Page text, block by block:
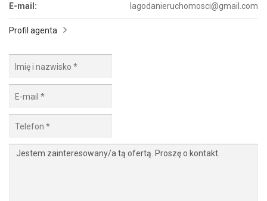
E-mail:
lagodanieruchomosci@gmail.com
Profil agenta